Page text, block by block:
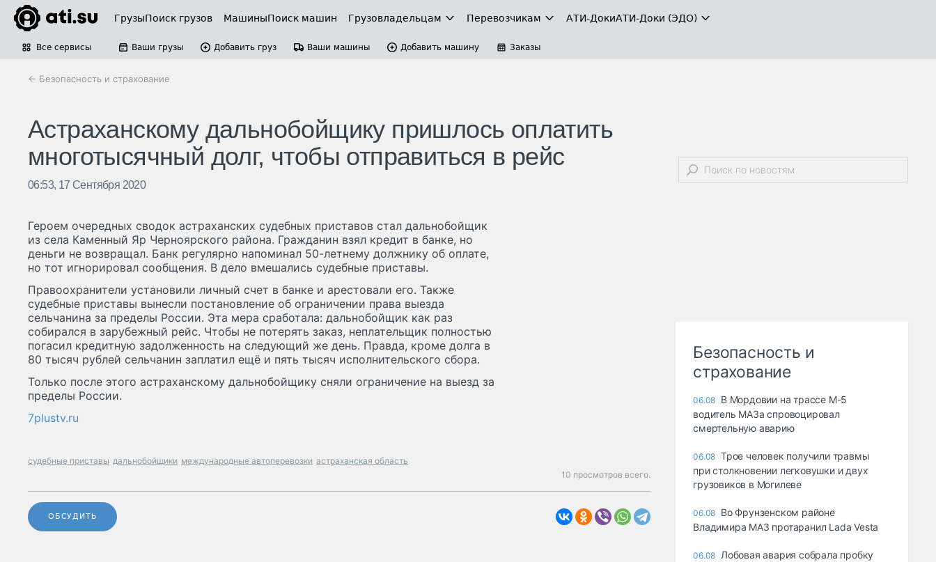
ГрузыПоиск грузов МашиныПоиск машин Грузовладельцам Перевозчикам АТИ-ДокиАТИ-Доки (ЭДО)
Все сервисы Ваши грузы Добавить груз Ваши машины Добавить машину Заказы
← Безопасность и страхование
Астраханскому дальнобойщику пришлось оплатить
многотысячный долг, чтобы отправиться в рейс
06:53, 17 Сентября 2020
Героем очередных сводок астраханских судебных приставов стал дальнобойщик
из села Каменный Яр Черноярского района. Гражданин взял кредит в банке, но
деньги не возвращал. Банк регулярно напоминал 50-летнему должнику об оплате,
но тот игнорировал сообщения. В дело вмешались судебные приставы.
Правоохранители установили личный счет в банке и арестовали его. Также
судебные приставы вынесли постановление об ограничении права выезда
сельчанина за пределы России. Эта мера сработала: дальнобойщик как раз
собирался в зарубежный рейс. Чтобы не потерять заказ, неплательщик полностью
погасил кредитную задолженность на следующий же день. Правда, кроме долга в
80 тысяч рублей сельчанин заплатил ещё и пять тысяч исполнительского сбора.
Только после этого астраханскому дальнобойщику сняли ограничение на выезд за
пределы России.
7plustv.ru
судебные приставы дальнобойщики международные автоперевозки астраханская область
10 просмотров всего.
ОБСУДИТЬ
Безопасность и
страхование
06.08 В Мордовии на трассе М-5
водитель МАЗа спровоцировал
смертельную аварию
06.08 Трое человек получили травмы
при столкновении легковушки и двух
грузовиков в Могилеве
06.08 Во Фрунзенском районе
Владимира МАЗ протаранил Lada Vesta
06.08 Лобовая авария собрала пробку